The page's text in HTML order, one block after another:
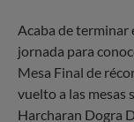
Acaba de terminar
jornada para
Mesa Final de
vuelto a las mesas
Harcharan Dogra